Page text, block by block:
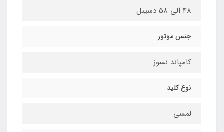
۴۸ الی ۵۸ دسیبل
جنس موتور
کامپاند نسوز
نوع کلید
لمسی